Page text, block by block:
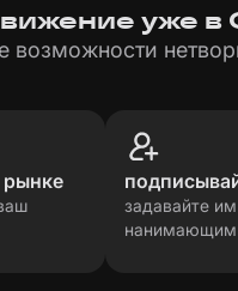
уже в
возможности
рынке
задавайте